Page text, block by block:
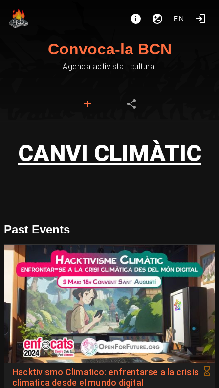
EN
Convoca-la BCN
Agenda activista i cultural
CANVI CLIMÀTIC
Past Events
Hacktivismo Climatico: enfrentarse a la crisis
climatica desde el mundo digital